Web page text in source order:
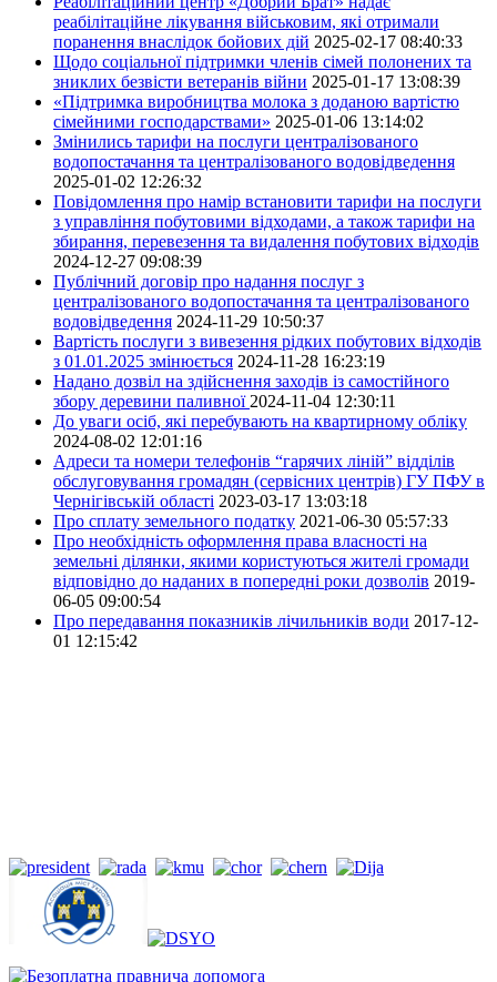
реабілітаційне лікування військовим, які отримали
поранення внаслідок бойових дій 2025-02-17 08:40:33
Щодо соціальної підтримки членів сімей полонених та
зниклих безвісти ветеранів війни 2025-01-17 13:08:39
«Підтримка виробництва молока з доданою вартістю
сімейними господарствами» 2025-01-06 13:14:02
Змінились тарифи на послуги централізованого
водопостачання та централізованого водовідведення
2025-01-02 12:26:32
Повідомлення про намір встановити тарифи на послуги
з управління побутовими відходами, а також тарифи на
збирання, перевезення та видалення побутових відходів
2024-12-27 09:08:39
Публічний договір про надання послуг з
централізованого водопостачання та централізованого
водовідведення 2024-11-29 10:50:37
Вартість послуги з вивезення рідких побутових відходів
з 01.01.2025 змінюється 2024-11-28 16:23:19
Надано дозвіл на здійснення заходів із самостійного
збору деревини паливної2024-11-04 12:30:11
До уваги осіб, які перебувають на квартирному обліку
2024-08-02 12:01:16
Адреси та номери телефонів “гарячих ліній” відділів
обслуговування громадян (сервісних центрів) ГУ ПФУ в
Чернігівській області 2023-03-17 13:03:18
Про сплату земельного податку 2021-06-30 05:57:33
Про необхідність оформлення права власності на
земельні ділянки, якими користуються жителі громади
відповідно до наданих в попередні роки дозволів 2019-
06-05 09:00:54
Про передавання показників лічильників води 2017-12-
01 12:15:42